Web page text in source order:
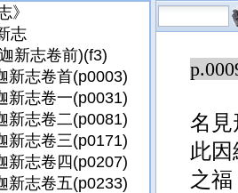
》
志
新志卷前)(f3)
新志卷首(p0003)
新志卷一(p0031)
新志卷二(p0081)
新志卷三(p0171)
新志卷四(p0207)
新志卷五(p0233)
生聞
名見
此
之